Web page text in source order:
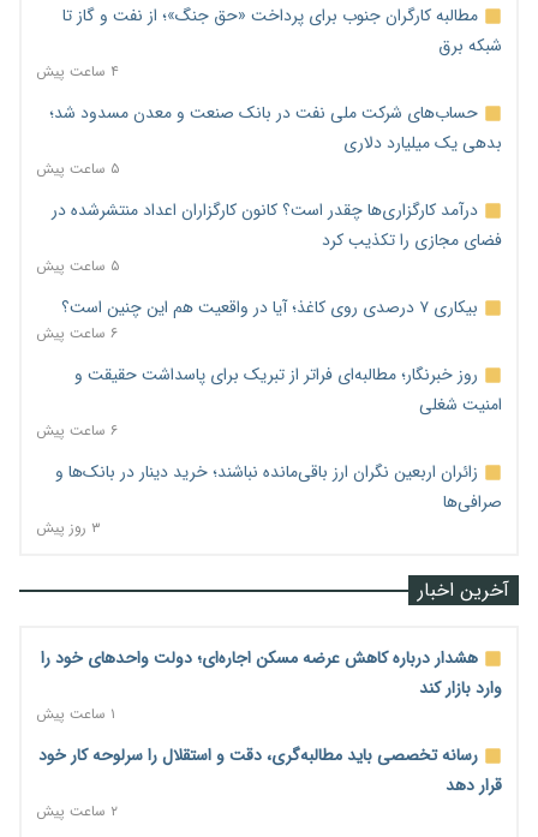
مطالبه کارگران جنوب برای پرداخت «حق جنگ»؛ از نفت و گاز تا
شبکه برق
۴ ساعت پیش
حساب‌های شرکت ملی نفت در بانک صنعت و معدن مسدود شد؛
بدهی یک میلیارد دلاری
۵ ساعت پیش
درآمد کارگزاری‌ها چقدر است؟ کانون کارگزاران اعداد منتشرشده در
فضای مجازی را تکذیب کرد
۵ ساعت پیش
بیکاری ۷ درصدی روی کاغذ؛ آیا در واقعیت هم این چنین است؟
۶ ساعت پیش
روز خبرنگار؛ مطالبه‌ای فراتر از تبریک برای پاسداشت حقیقت و
امنیت شغلی
۶ ساعت پیش
زائران اربعین نگران ارز باقی‌مانده نباشند؛ خرید دینار در بانک‌ها و
صرافی‌ها
۳ روز پیش
آخرین اخبار
هشدار درباره کاهش عرضه مسکن اجاره‌ای؛ دولت واحدهای خود را
وارد بازار کند
۱ ساعت پیش
رسانه تخصصی باید مطالبه‌گری، دقت و استقلال را سرلوحه کار خود
قرار دهد
۲ ساعت پیش